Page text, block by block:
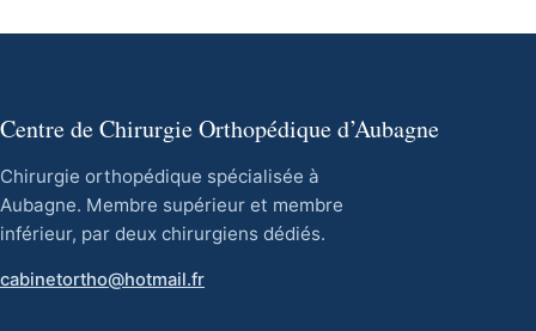
Centre de Chirurgie Orthopédique d’Aubagne
Chirurgie orthopédique spécialisée à
Aubagne. Membre supérieur et membre
inférieur, par deux chirurgiens dédiés.
cabinetortho@hotmail.fr